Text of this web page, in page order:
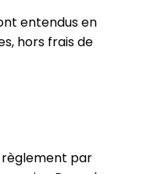
entendus en
hors frais de
par